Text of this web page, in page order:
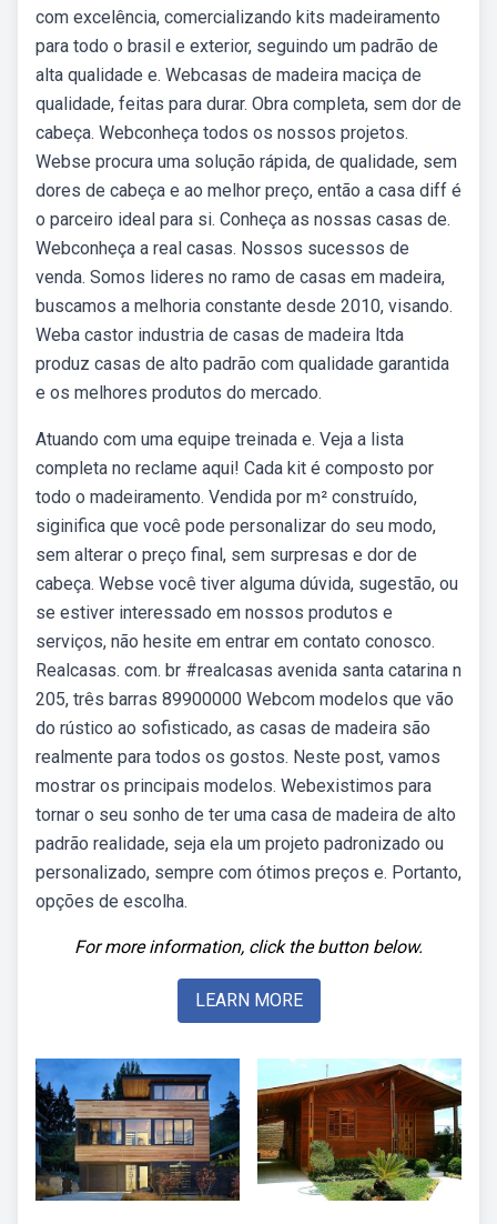
com excelência, comercializando kits madeiramento
para todo o brasil e exterior, seguindo um padrão de
alta qualidade e. Webcasas de madeira maciça de
qualidade, feitas para durar. Obra completa, sem dor de
cabeça. Webconheça todos os nossos projetos.
Webse procura uma solução rápida, de qualidade, sem
dores de cabeça e ao melhor preço, então a casa diff é
o parceiro ideal para si. Conheça as nossas casas de.
Webconheça a real casas. Nossos sucessos de
venda. Somos lideres no ramo de casas em madeira,
buscamos a melhoria constante desde 2010, visando.
Weba castor industria de casas de madeira ltda
produz casas de alto padrão com qualidade garantida
e os melhores produtos do mercado.
Atuando com uma equipe treinada e. Veja a lista
completa no reclame aqui! Cada kit é composto por
todo o madeiramento. Vendida por m² construído,
siginifica que você pode personalizar do seu modo,
sem alterar o preço final, sem surpresas e dor de
cabeça. Webse você tiver alguma dúvida, sugestão, ou
se estiver interessado em nossos produtos e
serviços, não hesite em entrar em contato conosco.
Realcasas. com. br #realcasas avenida santa catarina n
205, três barras 89900000 Webcom modelos que vão
do rústico ao sofisticado, as casas de madeira são
realmente para todos os gostos. Neste post, vamos
mostrar os principais modelos. Webexistimos para
tornar o seu sonho de ter uma casa de madeira de alto
padrão realidade, seja ela um projeto padronizado ou
personalizado, sempre com ótimos preços e. Portanto,
opções de escolha.
For more information, click the button below.
LEARN MORE